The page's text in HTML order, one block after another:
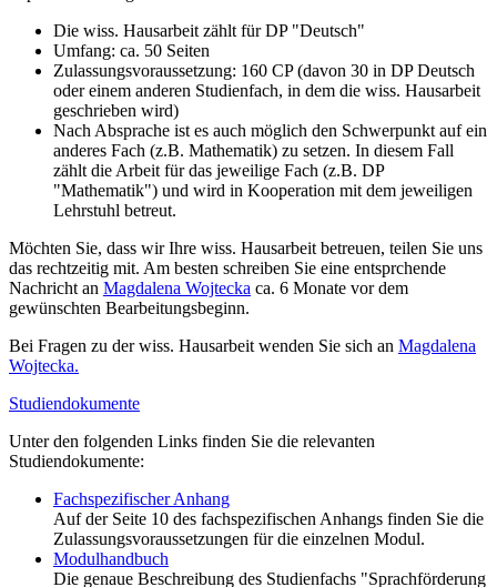
Die wiss. Hausarbeit zählt für DP "Deutsch"
Umfang: ca. 50 Seiten
Zulassungsvoraussetzung: 160 CP (davon 30 in DP Deutsch
oder einem anderen Studienfach, in dem die wiss. Hausarbeit
geschrieben wird)
Nach Absprache ist es auch möglich den Schwerpunkt auf ein
anderes Fach (z.B. Mathematik) zu setzen. In diesem Fall
zählt die Arbeit für das jeweilige Fach (z.B. DP
"Mathematik") und wird in Kooperation mit dem jeweiligen
Lehrstuhl betreut.
Möchten Sie, dass wir Ihre wiss. Hausarbeit betreuen, teilen Sie uns
das rechtzeitig mit. Am besten schreiben Sie eine entsprchende
Nachricht an Magdalena Wojtecka ca. 6 Monate vor dem
gewünschten Bearbeitungsbeginn.
Bei Fragen zu der wiss. Hausarbeit wenden Sie sich an Magdalena
Wojtecka.
Studiendokumente
Unter den folgenden Links finden Sie die relevanten
Studiendokumente:
Fachspezifischer Anhang
Auf der Seite 10 des fachspezifischen Anhangs finden Sie die
Zulassungsvoraussetzungen für die einzelnen Modul.
Modulhandbuch
Die genaue Beschreibung des Studienfachs "Sprachförderung